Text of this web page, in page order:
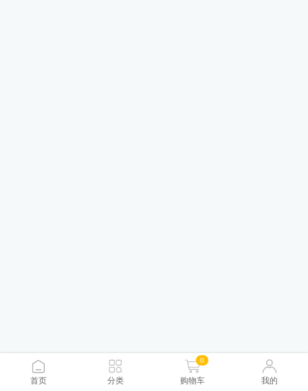
首页 分类
0
购物车 我的